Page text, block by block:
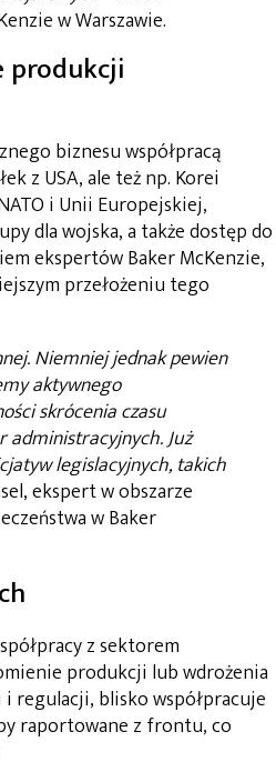
w Warszawie.
produkcji
biznesu współpracą
z USA, ale też np. Korei
i Unii Europejskiej,
dla wojska, a także dostęp do
ekspertów Baker McKenzie,
przełożeniu tego
Niemniej jednak pewien
aktywnego
skrócenia czasu
Już
legislacyjnych, takich
ekspert w obszarze
w Baker
z sektorem
produkcji lub wdrożenia
blisko współpracuje
raportowane z frontu, co